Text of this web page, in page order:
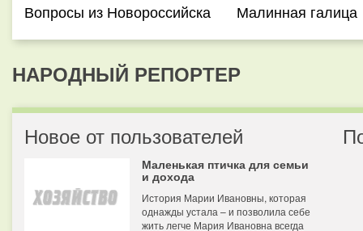
Вопросы из Новороссийска Малинная галица
НАРОДНЫЙ РЕПОРТЕР
Новое от пользователей
Маленькая птичка для семьи
и дохода
История Марии Ивановны, которая
однажды устала – и позволила себе
жить легче Мария Ивановна всегда